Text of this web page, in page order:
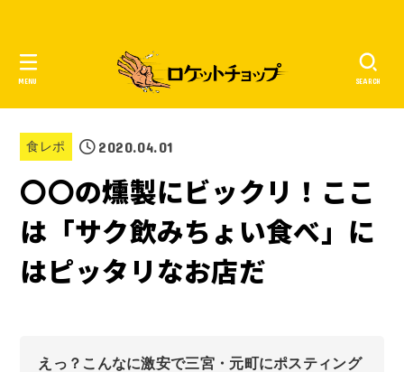
SEARCH
MENU
食レポ 2020.04.01
〇〇の燻製にビックリ！ここ
は「サク飲みちょい食べ」に
はピッタリなお店だ
えっ？こんなに激安で三宮・元町にポスティング